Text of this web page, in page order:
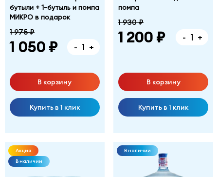
бутыли + 1-бутыль и помпа
МИКРО в подарок
1 975 ₽
1 050 ₽ - +
В корзину
Купить в 1 клик
помпа
1 930 ₽
1 200 ₽ - +
В корзину
Купить в 1 клик
Акция
В наличии
В наличии